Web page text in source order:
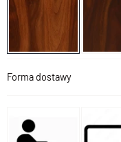
Forma dostawy